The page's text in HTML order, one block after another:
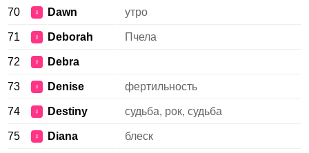
70 ♀ Dawn утро
71 ♀ Deborah Пчела
72 ♀ Debra
73 ♀ Denise фертильность
74 ♀ Destiny судьба, рок, судьба
75 ♀ Diana блеск